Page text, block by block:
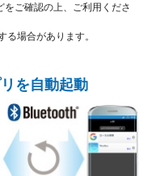
ご確認の上、ご利用くださ
場合があります。
を自動起動